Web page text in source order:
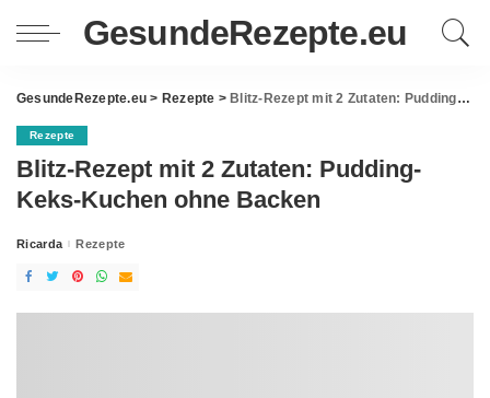
GesundeRezepte.eu
GesundeRezepte.eu > Rezepte > Blitz-Rezept mit 2 Zutaten: Pudding-Keks-Kuchen ohne Backen
Rezepte
Blitz-Rezept mit 2 Zutaten: Pudding-
Keks-Kuchen ohne Backen
Posted
Ricarda Rezepte